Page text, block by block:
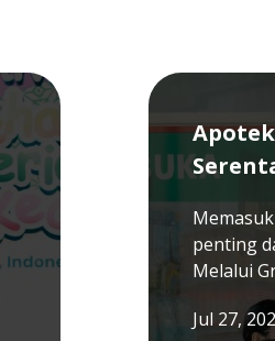
penting
Melalui
Jul 27,